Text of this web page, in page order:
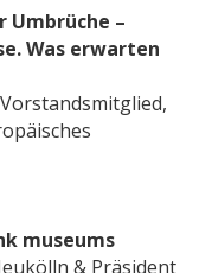
Umbrüche –
Was erwarten
museums
& Präsident